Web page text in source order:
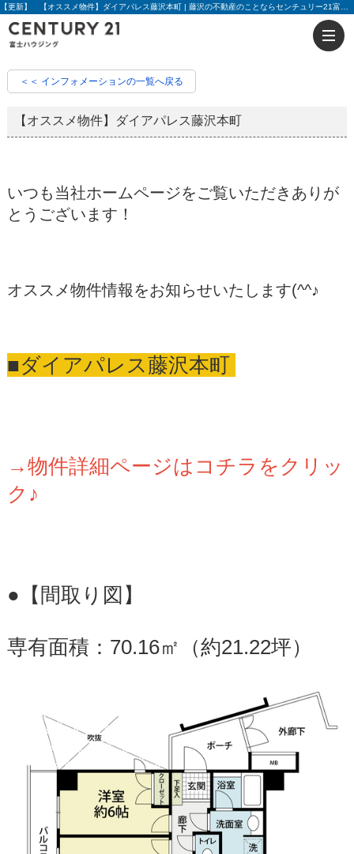
＜＜ インフォメーションの一覧へ戻る
【オススメ物件】ダイアパレス藤沢本町
いつも当社ホームページをご覧いただきありが
とうございます！
オススメ物件情報をお知らせいたします(^^♪
■ダイアパレス藤沢本町
→物件詳細ページはコチラをクリッ
ク♪
●【間取り図】
専有面積：70.16㎡（約21.22坪）